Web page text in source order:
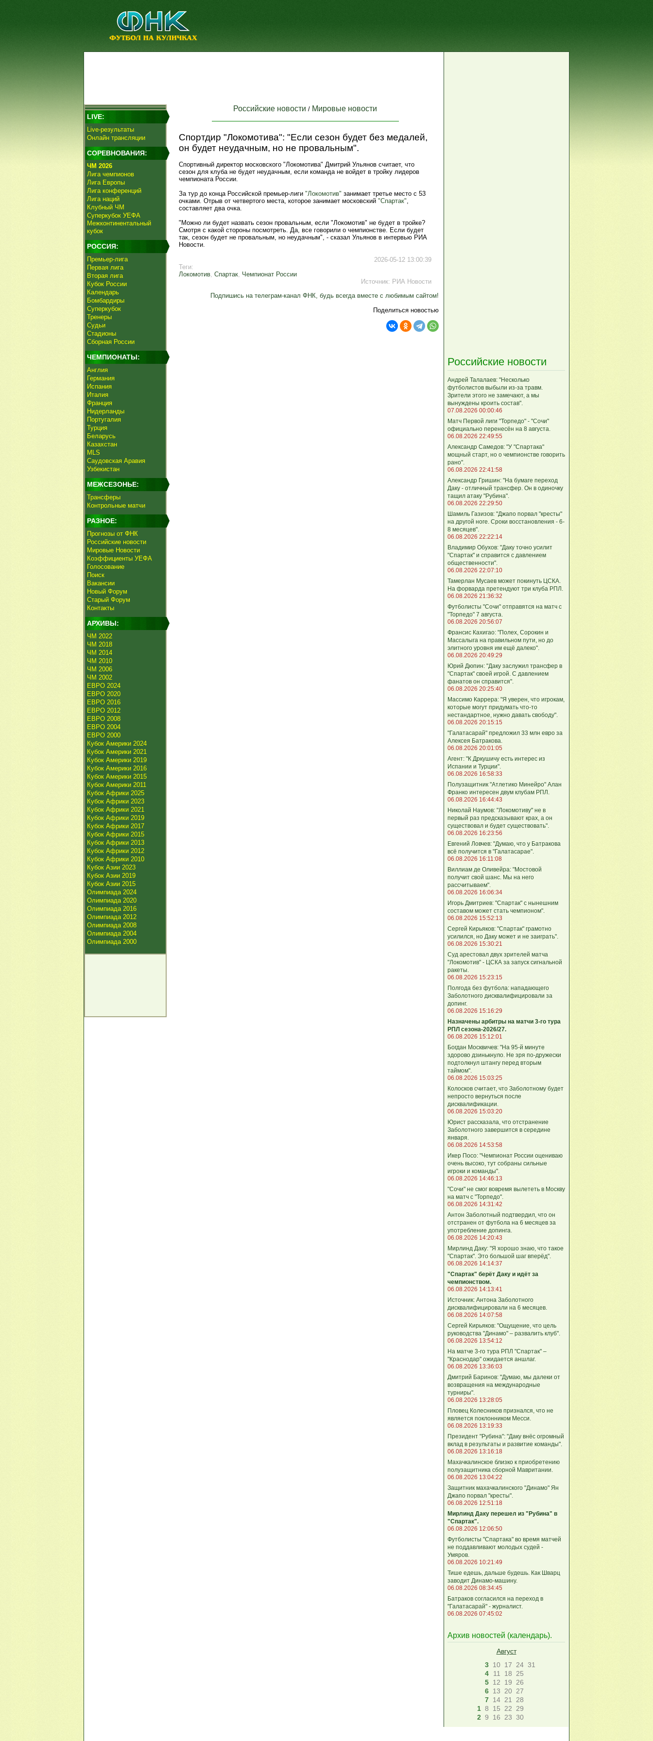
LIVE:
Live-результаты
Онлайн трансляции
СОРЕВНОВАНИЯ:
ЧМ 2026
Лига чемпионов
Лига Европы
Лига конференций
Лига наций
Клубный ЧМ
Суперкубок УЕФА
Межконтинентальный
кубок
РОССИЯ:
Премьер-лига
Первая лига
Вторая лига
Кубок России
Календарь
Бомбардиры
Суперкубок
Тренеры
Судьи
Стадионы
Сборная России
ЧЕМПИОНАТЫ:
Англия
Германия
Испания
Италия
Франция
Нидерланды
Португалия
Турция
Беларусь
Казахстан
MLS
Саудовская Аравия
Узбекистан
МЕЖСЕЗОНЬЕ:
Трансферы
Контрольные матчи
РАЗНОЕ:
Прогнозы от ФНК
Российские новости
Мировые Новости
Коэффициенты УЕФА
Голосование
Поиск
Вакансии
Новый Форум
Старый Форум
Контакты
АРХИВЫ:
ЧМ 2022
ЧМ 2018
ЧМ 2014
ЧМ 2010
ЧМ 2006
ЧМ 2002
ЕВРО 2024
ЕВРО 2020
ЕВРО 2016
ЕВРО 2012
ЕВРО 2008
ЕВРО 2004
ЕВРО 2000
Кубок Америки 2024
Кубок Америки 2021
Кубок Америки 2019
Кубок Америки 2016
Кубок Америки 2015
Кубок Америки 2011
Кубок Африки 2025
Кубок Африки 2023
Кубок Африки 2021
Кубок Африки 2019
Кубок Африки 2017
Кубок Африки 2015
Кубок Африки 2013
Кубок Африки 2012
Кубок Африки 2010
Кубок Азии 2023
Кубок Азии 2019
Кубок Азии 2015
Олимпиада 2024
Олимпиада 2020
Олимпиада 2016
Олимпиада 2012
Олимпиада 2008
Олимпиада 2004
Олимпиада 2000
Российские новости / Мировые новости
Спортдир "Локомотива": "Если сезон будет без медалей,
он будет неудачным, но не провальным".
Спортивный директор московского "Локомотива" Дмитрий Ульянов считает, что
сезон для клуба не будет неудачным, если команда не войдет в тройку лидеров
чемпионата России.
За тур до конца Российской премьер-лиги "Локомотив" занимает третье место с 53
очками. Отрыв от четвертого места, которое занимает московский "Спартак",
составляет два очка.
"Можно ли будет назвать сезон провальным, если "Локомотив" не будет в тройке?
Смотря с какой стороны посмотреть. Да, все говорили о чемпионстве. Если будет
так, сезон будет не провальным, но неудачным", - сказал Ульянов в интервью РИА
Новости.
2026-05-12 13:00:39
Теги:
Локомотив, Спартак, Чемпионат России
Источник: РИА Новости
Подпишись на телеграм-канал ФНК, будь всегда вместе с любимым сайтом!
Поделиться новостью
Российские новости
Андрей Талалаев: "Несколько
футболистов выбыли из-за травм.
Зрители этого не замечают, а мы
вынуждены кроить состав".
07.08.2026 00:00:46
Матч Первой лиги "Торпедо" - "Сочи"
официально перенесён на 8 августа.
06.08.2026 22:49:55
Александр Самедов: "У "Спартака"
мощный старт, но о чемпионстве говорить
рано".
06.08.2026 22:41:58
Александр Гришин: "На бумаге переход
Даку - отличный трансфер. Он в одиночку
тащил атаку "Рубина".
06.08.2026 22:29:50
Шамиль Газизов: "Джапо порвал "кресты"
на другой ноге. Сроки восстановления - 6-
8 месяцев".
06.08.2026 22:22:14
Владимир Обухов: "Даку точно усилит
"Спартак" и справится с давлением
общественности".
06.08.2026 22:07:10
Тамерлан Мусаев может покинуть ЦСКА.
На форварда претендуют три клуба РПЛ.
06.08.2026 21:36:32
Футболисты "Сочи" отправятся на матч с
"Торпедо" 7 августа.
06.08.2026 20:56:07
Франсис Кахигао: "Полех, Сорокин и
Массалыга на правильном пути, но до
элитного уровня им ещё далеко".
06.08.2026 20:49:29
Юрий Дюпин: "Даку заслужил трансфер в
"Спартак" своей игрой. С давлением
фанатов он справится".
06.08.2026 20:25:40
Массимо Каррера: "Я уверен, что игрокам,
которые могут придумать что-то
нестандартное, нужно давать свободу".
06.08.2026 20:15:15
"Галатасарай" предложил 33 млн евро за
Алексея Батракова.
06.08.2026 20:01:05
Агент: "К Дркушичу есть интерес из
Испании и Турции".
06.08.2026 16:58:33
Полузащитник "Атлетико Минейро" Алан
Франко интересен двум клубам РПЛ.
06.08.2026 16:44:43
Николай Наумов: "Локомотиву" не в
первый раз предсказывают крах, а он
существовал и будет существовать".
06.08.2026 16:23:56
Евгений Ловчев: "Думаю, что у Батракова
всё получится в "Галатасарае".
06.08.2026 16:11:08
Виллиам де Оливейра: "Мостовой
получит свой шанс. Мы на него
рассчитываем".
06.08.2026 16:06:34
Игорь Дмитриев: "Спартак" с нынешним
составом может стать чемпионом".
06.08.2026 15:52:13
Сергей Кирьяков: "Спартак" грамотно
усилился, но Даку может и не заиграть".
06.08.2026 15:30:21
Суд арестовал двух зрителей матча
"Локомотив" - ЦСКА за запуск сигнальной
ракеты.
06.08.2026 15:23:15
Полгода без футбола: нападающего
Заболотного дисквалифицировали за
допинг.
06.08.2026 15:16:29
Назначены арбитры на матчи 3-го тура
РПЛ сезона-2026/27.
06.08.2026 15:12:01
Богдан Москвичев: "На 95‑й минуте
здорово дзинькнуло. Не зря по‑дружески
подтолкнул штангу перед вторым
таймом".
06.08.2026 15:03:25
Колосков считает, что Заболотному будет
непросто вернуться после
дисквалификации.
06.08.2026 15:03:20
Юрист рассказала, что отстранение
Заболотного завершится в середине
января.
06.08.2026 14:53:58
Икер Посо: "Чемпионат России оцениваю
очень высоко, тут собраны сильные
игроки и команды".
06.08.2026 14:46:13
"Сочи" не смог вовремя вылететь в Москву
на матч с "Торпедо".
06.08.2026 14:31:42
Антон Заболотный подтвердил, что он
отстранен от футбола на 6 месяцев за
употребление допинга.
06.08.2026 14:20:43
Мирлинд Даку: "Я хорошо знаю, что такое
"Спартак". Это большой шаг вперёд".
06.08.2026 14:14:37
"Спартак" берёт Даку и идёт за
чемпионством.
06.08.2026 14:13:41
Источник: Антона Заболотного
дисквалифицировали на 6 месяцев.
06.08.2026 14:07:58
Сергей Кирьяков: "Ощущение, что цель
руководства "Динамо" – развалить клуб".
06.08.2026 13:54:12
На матче 3-го тура РПЛ "Спартак" –
"Краснодар" ожидается аншлаг.
06.08.2026 13:36:03
Дмитрий Баринов: "Думаю, мы далеки от
возвращения на международные
турниры".
06.08.2026 13:28:05
Пловец Колесников признался, что не
является поклонником Месси.
06.08.2026 13:19:33
Президент "Рубина": "Даку внёс огромный
вклад в результаты и развитие команды".
06.08.2026 13:16:18
Махачкалинское близко к приобретению
полузащитника сборной Мавритании.
06.08.2026 13:04:22
Защитник махачкалинского "Динамо" Ян
Джапо порвал "кресты".
06.08.2026 12:51:18
Мирлинд Даку перешел из "Рубина" в
"Спартак".
06.08.2026 12:06:50
Футболисты "Спартака" во время матчей
не поддавливают молодых судей -
Умяров.
06.08.2026 10:21:49
Тише едешь, дальше будешь. Как Шварц
заводит Динамо-машину.
06.08.2026 08:34:45
Батраков согласился на переход в
"Галатасарай" - журналист.
06.08.2026 07:45:02
Архив новостей (календарь).
Август
3 10 17 24 31
4
11 18
25
5 12 19
26
6 13 20 27
7 14 21
28
1 8 15 22
29
2 9 16 23 30